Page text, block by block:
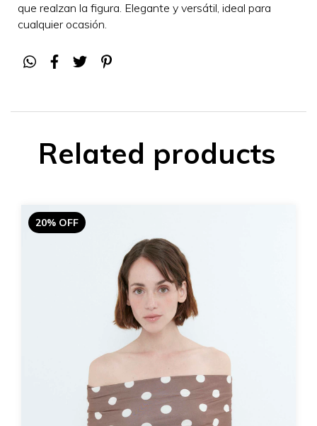
que realzan la figura. Elegante y versátil, ideal para
cualquier ocasión.
Related products
20% OFF